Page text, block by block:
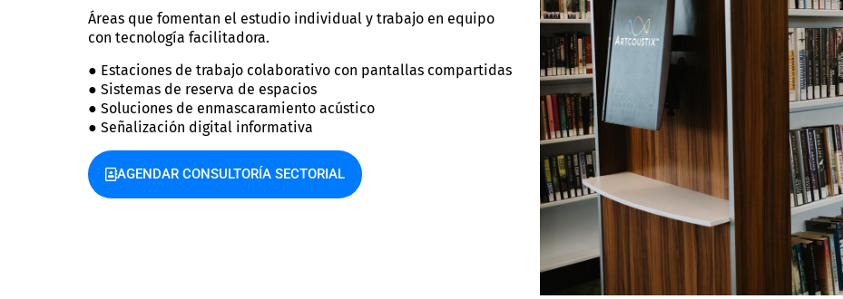
Áreas que fomentan el estudio individual y trabajo en equipo
con tecnología facilitadora.
● Estaciones de trabajo colaborativo con pantallas compartidas
● Sistemas de reserva de espacios
● Soluciones de enmascaramiento acústico
● Señalización digital informativa
AGENDAR CONSULTORÍA SECTORIAL